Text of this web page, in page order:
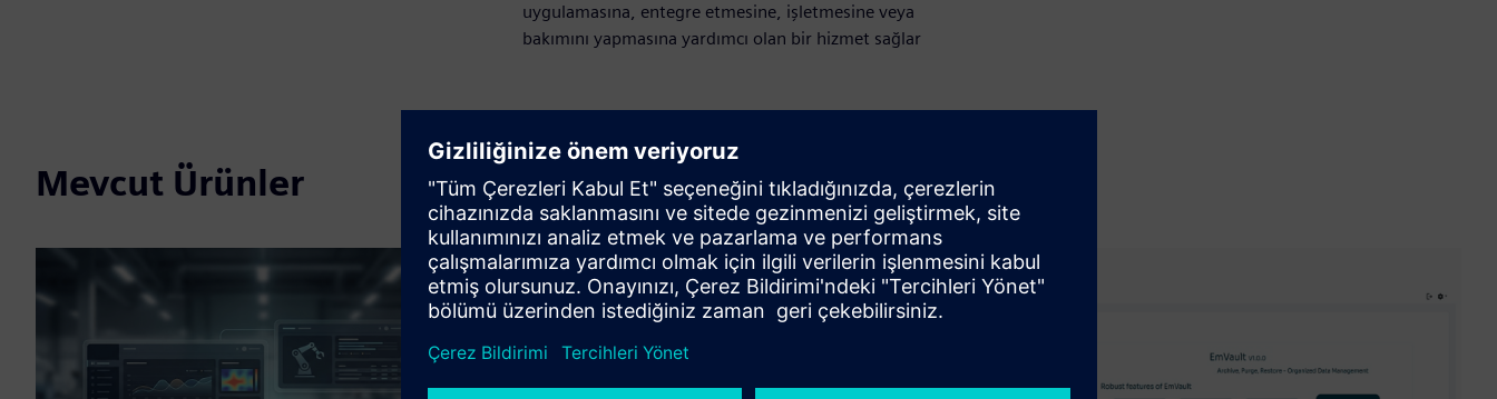
uygulamasına, entegre etmesine, işletmesine veya
bakımını yapmasına yardımcı olan bir hizmet sağlar
Mevcut Ürünler